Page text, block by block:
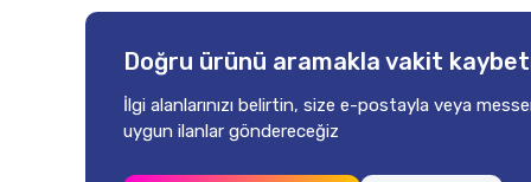
Doğru ürünü aramakla vakit
İlgi alanlarınızı belirtin, size e-postayla veya
uygun ilanlar göndereceğiz